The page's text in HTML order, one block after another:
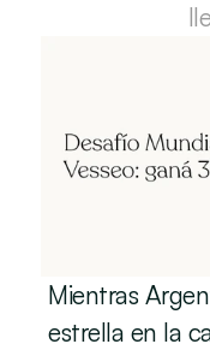
Mientras
estrella en la